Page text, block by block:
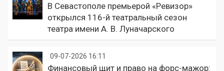
В Севастополе премьерой «Ревизор»
открылся 116-й театральный сезон
театра имени А. В. Луначарского
09-07-2026 16:11
Финансовый щит и право на форс-мажор: